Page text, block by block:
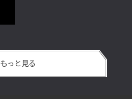
もっと見る